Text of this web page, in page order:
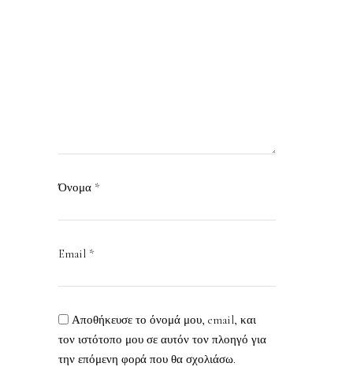
Όνομα *
Email *
Αποθήκευσε το όνομά μου, email, και
τον ιστότοπο μου σε αυτόν τον πλοηγό για
την επόμενη φορά που θα σχολιάσω.